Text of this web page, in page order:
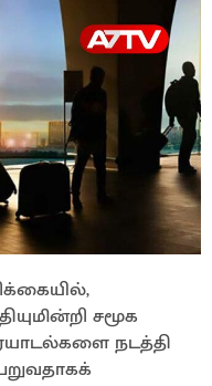
சமூக
நடத்தி